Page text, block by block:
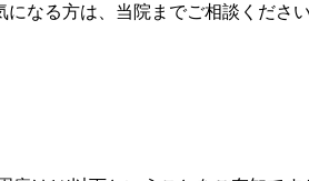
なる方は、当院までご相談ください